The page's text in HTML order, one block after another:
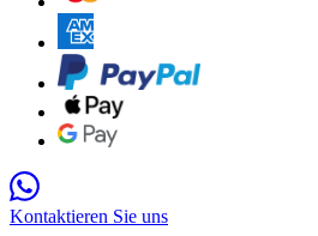
Kontaktieren Sie uns